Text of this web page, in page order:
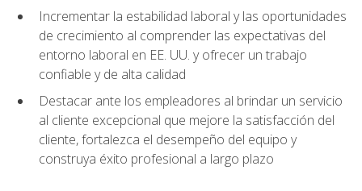
Incrementar la estabilidad laboral y las oportunidades
de crecimiento al comprender las expectativas del
entorno laboral en EE. UU. y ofrecer un trabajo
confiable y de alta calidad
Destacar ante los empleadores al brindar un servicio
al cliente excepcional que mejore la satisfacción del
cliente, fortalezca el desempeño del equipo y
construya éxito profesional a largo plazo